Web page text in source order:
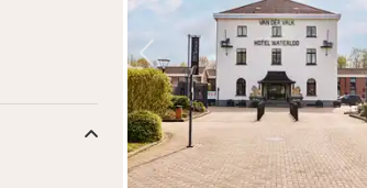
Föregående bild